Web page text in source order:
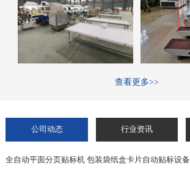
查看更多>>
公司动态 行业资讯
全自动平面分页贴标机 包装袋纸盒卡片自动贴标设备